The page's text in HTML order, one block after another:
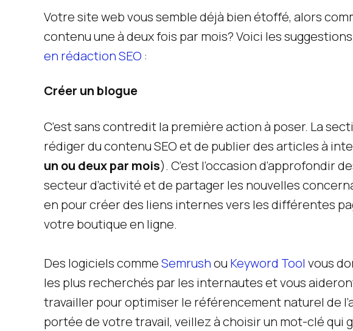
Votre site web vous semble déjà bien étoffé, alors
contenu une à deux fois par mois? Voici les
en rédaction SEO :
Créer un blogue
C’est sans contredit la première action à poser. La
rédiger du contenu SEO et de publier des articles à
un ou deux par mois). C’est l’occasion d’approfondir
secteur d’activité et de partager les nouvelles
en pour créer des liens internes vers les différentes
votre boutique en ligne.
Des logiciels commeSemrushou Keyword Tool vous
les plus recherchés par les internautes et vous
travailler pour optimiser le référencement naturel de
portée de votre travail, veillez à choisir un mot-clé qui